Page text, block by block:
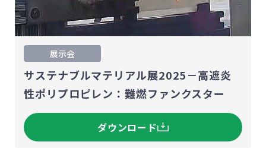
展示会
サステナブルマテリアル展2025－高遮炎
性ポリプロピレン：難燃ファンクスター
ダウンロード